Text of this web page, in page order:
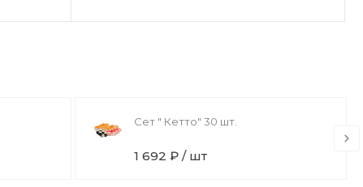
Сет " Кетто" 30 шт.
1 692 ₽ / шт